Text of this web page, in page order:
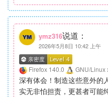
ymz316说道：
2026年5月8日 10:42 上午
Firefox 140.0 GNU/Linux
深有体会！制造这些意外的
实无非怕担责，更甚者可能